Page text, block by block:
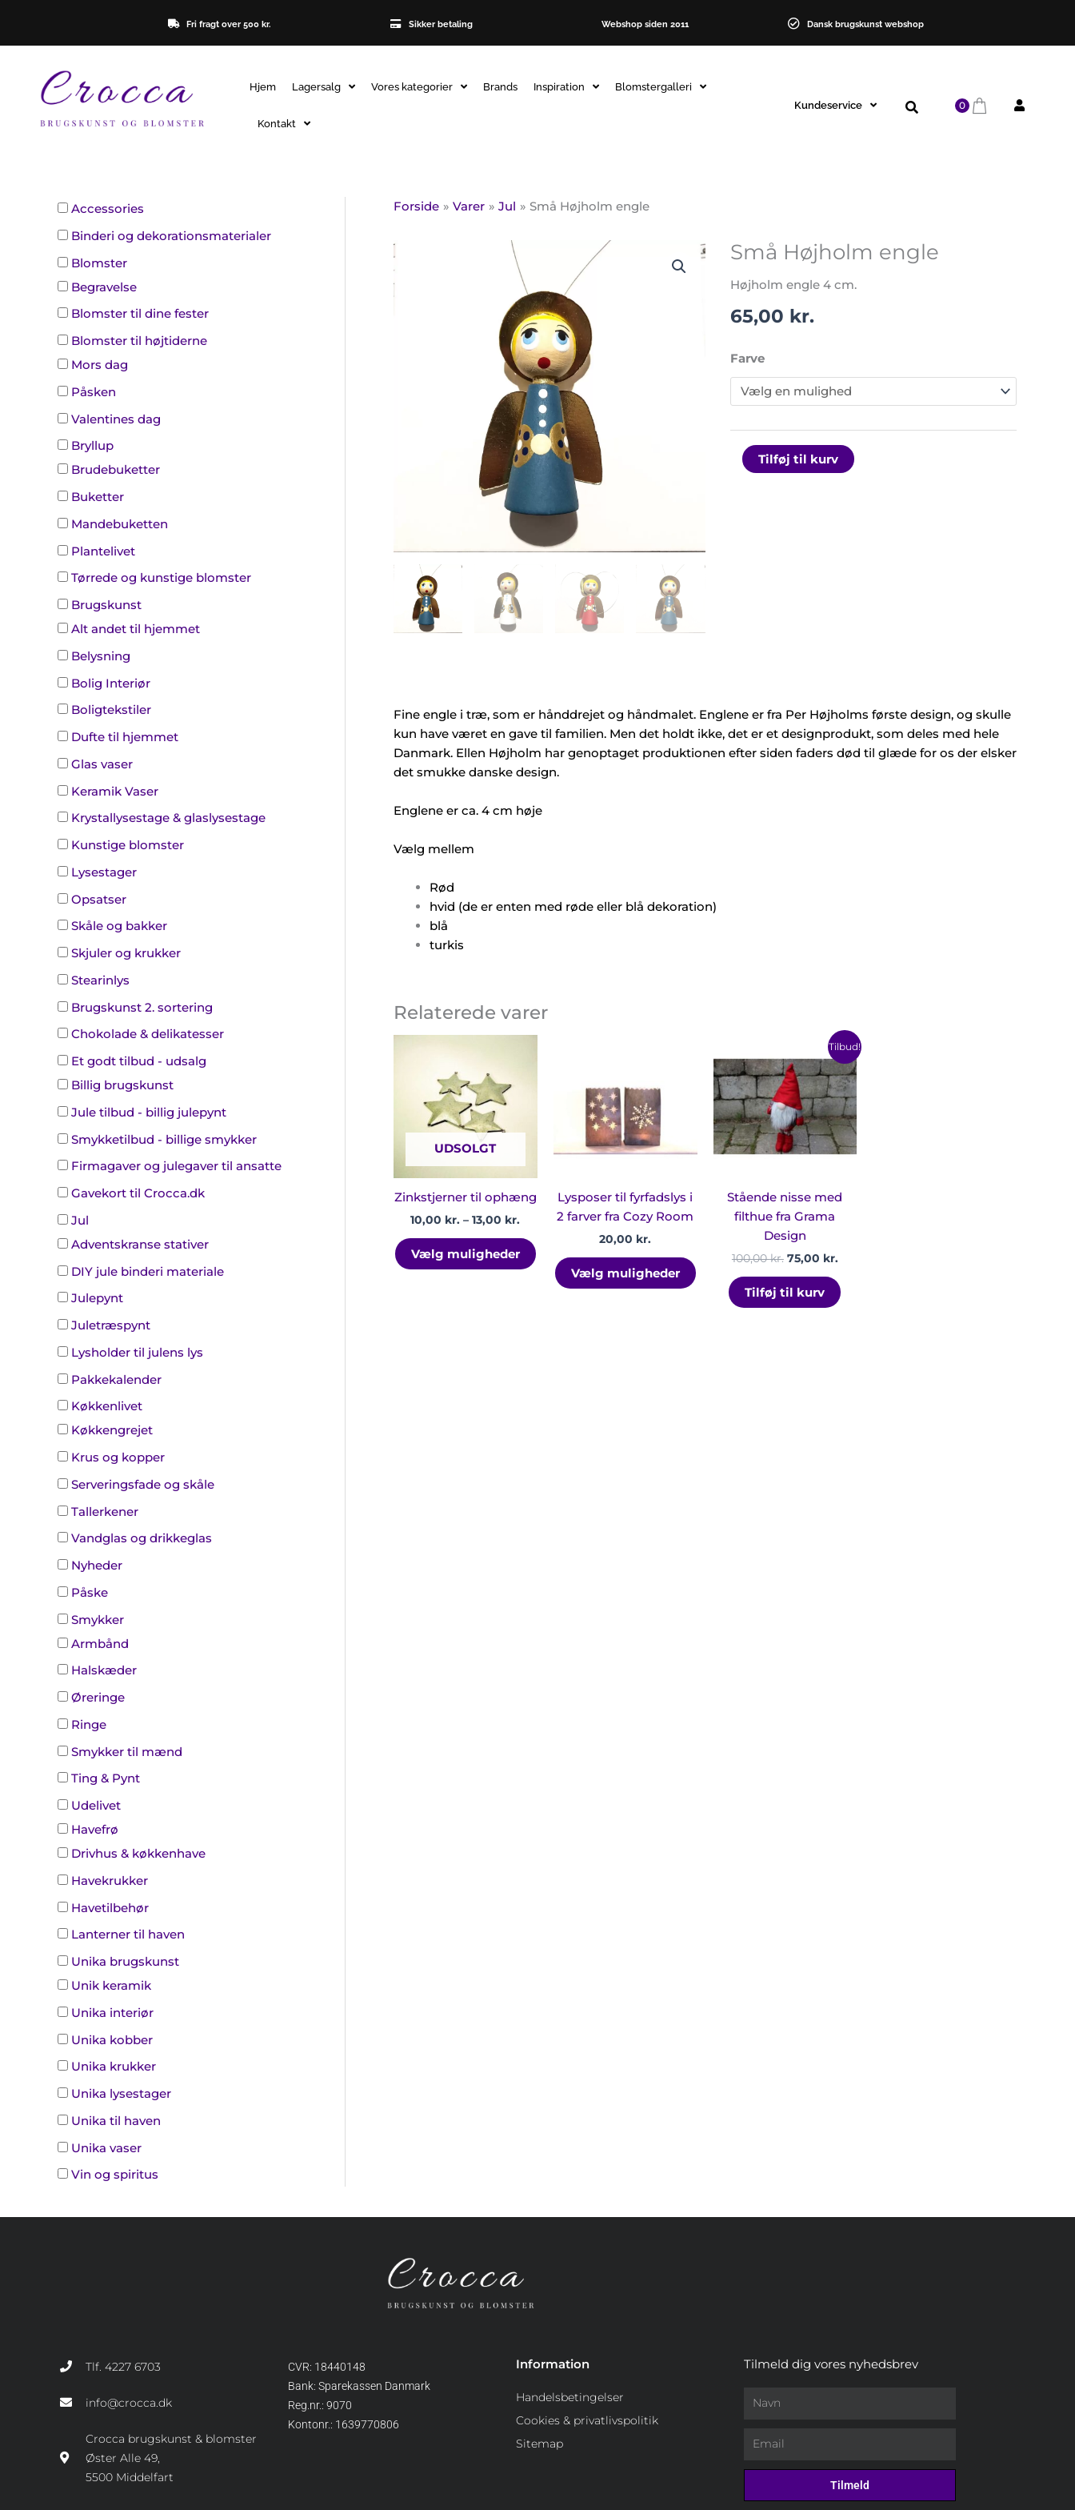
indholdet
Fri fragt over 500 kr. Sikker betaling Webshop siden 2011 Dansk brugskunst webshop
Hjem Lagersalg Vores kategorier Brands Inspiration Blomstergalleri
Kontakt
Kundeservice 0
Accessories
Binderi og dekorationsmaterialer
Blomster
Begravelse
Blomster til dine fester
Blomster til højtiderne
Mors dag
Påsken
Valentines dag
Bryllup
Brudebuketter
Buketter
Mandebuketten
Plantelivet
Tørrede og kunstige blomster
Brugskunst
Alt andet til hjemmet
Belysning
Bolig Interiør
Boligtekstiler
Dufte til hjemmet
Glas vaser
Keramik Vaser
Krystallysestage & glaslysestage
Kunstige blomster
Lysestager
Opsatser
Skåle og bakker
Skjuler og krukker
Stearinlys
Brugskunst 2. sortering
Chokolade & delikatesser
Et godt tilbud - udsalg
Billig brugskunst
Jule tilbud - billig julepynt
Smykketilbud - billige smykker
Firmagaver og julegaver til ansatte
Gavekort til Crocca.dk
Jul
Adventskranse stativer
DIY jule binderi materiale
Julepynt
Juletræspynt
Lysholder til julens lys
Pakkekalender
Køkkenlivet
Køkkengrejet
Krus og kopper
Serveringsfade og skåle
Tallerkener
Vandglas og drikkeglas
Nyheder
Påske
Smykker
Armbånd
Halskæder
Øreringe
Ringe
Smykker til mænd
Ting & Pynt
Udelivet
Havefrø
Drivhus & køkkenhave
Havekrukker
Havetilbehør
Lanterner til haven
Unika brugskunst
Unik keramik
Unika interiør
Unika kobber
Unika krukker
Unika lysestager
Unika til haven
Unika vaser
Vin og spiritus
Forside Varer Jul Små Højholm engle
Små Højholm engle
Højholm engle 4 cm.
65,00 kr.
Farve
Små
engle
antal
Tilføj til kurv
Fine engle i træ, som er hånddrejet og håndmalet. Englene er fra Per Højholms første design, og skulle
kun have været en gave til familien. Men det holdt ikke, det er et designprodukt, som deles med hele
Danmark. Ellen Højholm har genoptaget produktionen efter siden faders død til glæde for os der elsker
det smukke danske design.
Englene er ca. 4 cm høje
Vælg mellem
Rød
hvid (de er enten med røde eller blå dekoration)
blå
turkis
Relaterede varer
UDSOLGT
Zinkstjerner til ophæng
10,00 kr. – 13,00 kr.
Vælg muligheder
varianter.
Mulighederne
kan
vælges
på
varesiden
Lysposer til fyrfadslys i
2 farver fra Cozy Room
20,00 kr.
Vælg muligheder
vare
har
flere
varianter.
Mulighederne
kan
varesiden
Tilbud!
Stående nisse med
filthue fra Grama
Design
100,00kr.
oprindelige
pris
var:
100,00 kr..
75,00 kr.
Den
aktuelle
pris
er:
75,00 kr..
Tilføj til kurv
Tlf. 4227 6703
info@crocca.dk
Crocca brugskunst & blomster
Øster Alle 49,
5500 Middelfart
CVR: 18440148
Bank: Sparekassen Danmark
Reg.nr.: 9070
Kontonr.: 1639770806
Information
Handelsbetingelser
Cookies & privatlivspolitik
Sitemap
Tilmeld dig vores nyhedsbrev
Tilmeld